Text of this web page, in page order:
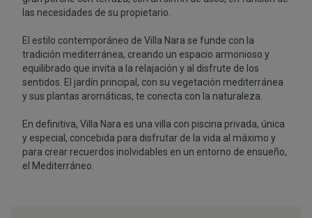
las necesidades de su propietario.
El estilo contemporáneo de Villa Nara se funde con la
tradición mediterránea, creando un espacio armonioso y
equilibrado que invita a la relajación y al disfrute de los
sentidos. El jardín principal, con su vegetación mediterránea
y sus plantas aromáticas, te conecta con la naturaleza.
En definitiva, Villa Nara es una villa con piscina privada, única
y especial, concebida para disfrutar de la vida al máximo y
para crear recuerdos inolvidables en un entorno de ensueño,
el Mediterráneo.